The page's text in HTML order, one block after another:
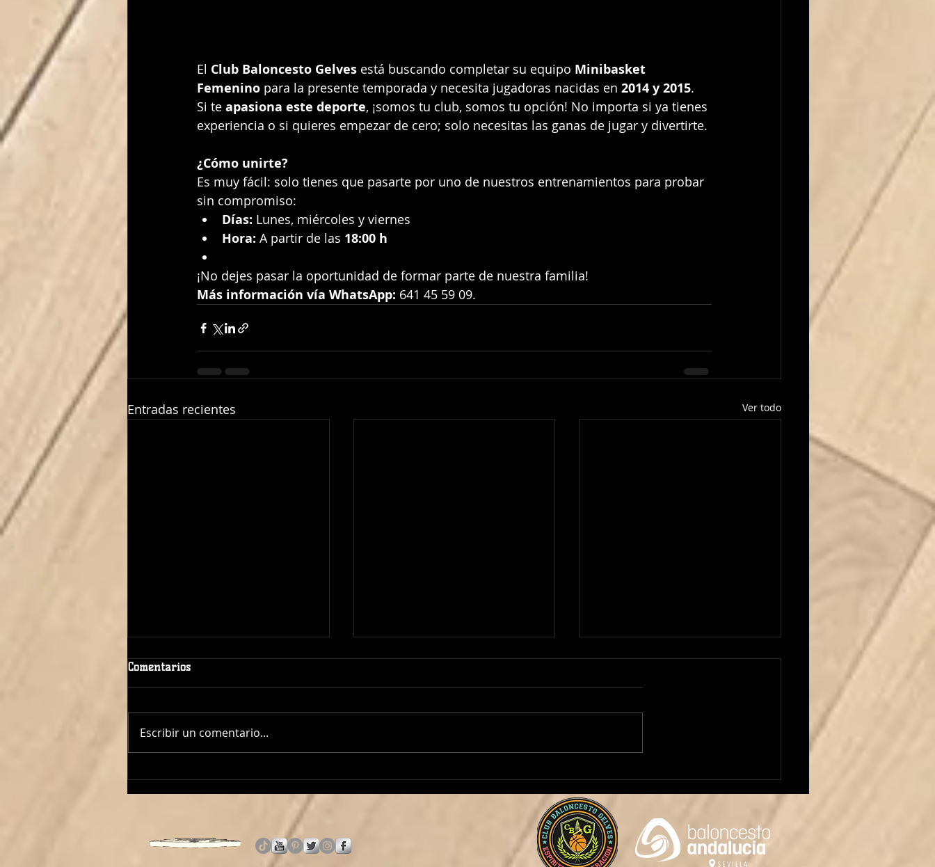
El Club Baloncesto Gelves está buscando completar su equipo Minibasket
Femenino para la presente temporada y necesita jugadoras nacidas en 2014 y 2015.
Si te apasiona este deporte, ¡somos tu club, somos tu opción! No importa si ya tienes
experiencia o si quieres empezar de cero; solo necesitas las ganas de jugar y divertirte.
¿Cómo unirte?
Es muy fácil: solo tienes que pasarte por uno de nuestros entrenamientos para probar
sin compromiso:
Días: Lunes, miércoles y viernes
Hora: A partir de las 18:00 h
¡No dejes pasar la oportunidad de formar parte de nuestra familia!
Más información vía WhatsApp: 641 45 59 09.
Entradas recientes Ver todo
Comentarios
Escribir un comentario...